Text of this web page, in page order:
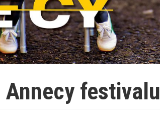
festivalu